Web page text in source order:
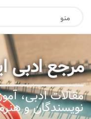
منو
مرجع ادبی
مقالات ادبی،
نویسندگان و